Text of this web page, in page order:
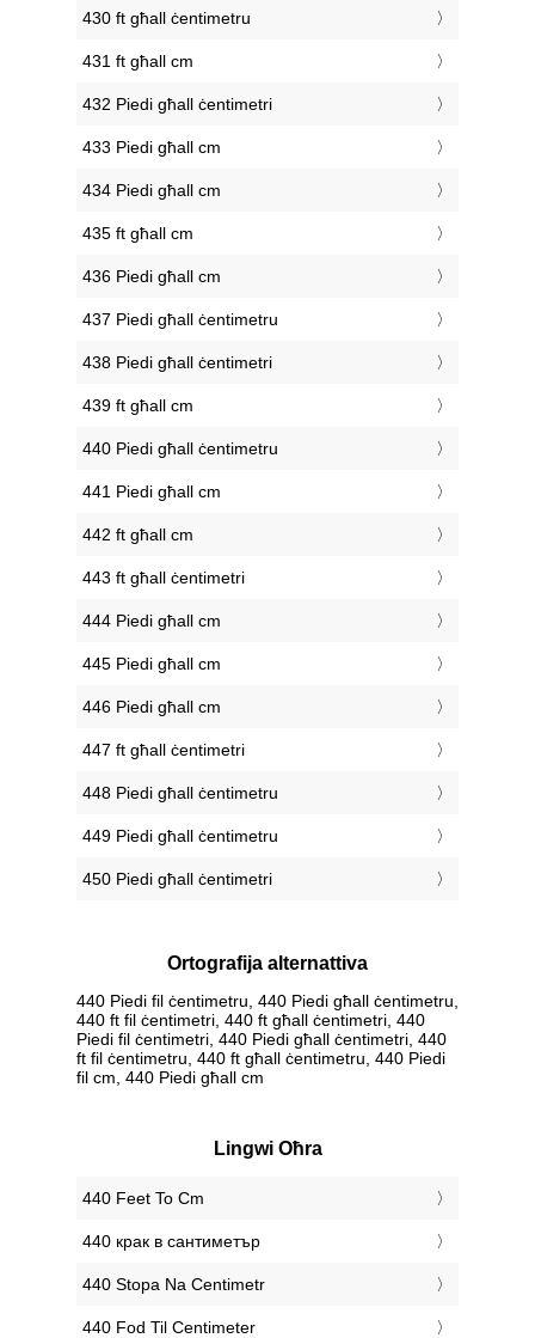
430 ft għall ċentimetru
431 ft għall cm
432 Piedi għall ċentimetri
433 Piedi għall cm
434 Piedi għall cm
435 ft għall cm
436 Piedi għall cm
437 Piedi għall ċentimetru
438 Piedi għall ċentimetri
439 ft għall cm
440 Piedi għall ċentimetru
441 Piedi għall cm
442 ft għall cm
443 ft għall ċentimetri
444 Piedi għall cm
445 Piedi għall cm
446 Piedi għall cm
447 ft għall ċentimetri
448 Piedi għall ċentimetru
449 Piedi għall ċentimetru
450 Piedi għall ċentimetri
Ortografija alternattiva
440 Piedi fil ċentimetru, 440 Piedi għall ċentimetru,
440 ft fil ċentimetri, 440 ft għall ċentimetri, 440
Piedi fil ċentimetri, 440 Piedi għall ċentimetri, 440
ft fil ċentimetru, 440 ft għall ċentimetru, 440 Piedi
fil cm, 440 Piedi għall cm
Lingwi Oħra
‎440 Feet To Cm
‎440 крак в сантиметър
‎440 Stopa Na Centimetr
‎440 Fod Til Centimeter